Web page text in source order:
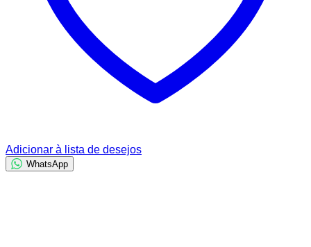
Adicionar à lista de desejos
WhatsApp